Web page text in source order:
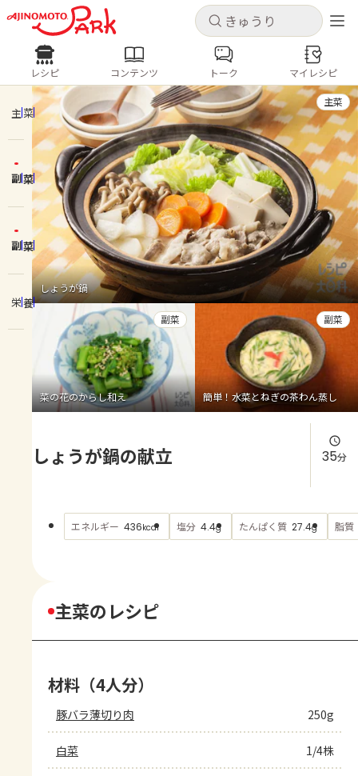
キャンセル
ログインするとレシピを保存できます
ログイン 新規登録
ホーム
コンテンツ
レシピ
トーク
よくあるお問い合わせ
お買い物
AJINOMOTO PARK とは
キャンセル
レシピ コンテンツ
人気の食材・レシピ
きゅうり なす トマト
とうもろこし
ピーマン
みょうが ゴーヤ
レシピ コンテンツ トーク マイレシピ
主菜
副菜
副菜
栄養
しょうが鍋
主菜
菜の花のからし和え
副菜
簡単！水菜とねぎの茶わん蒸し
副菜
しょうが鍋の献立 35分
エネルギー 436kcal 塩分 4.4g たんぱく質 27.4g 脂質
主菜のレシピ
材料（4人分）
豚バラ薄切り肉 250g
白菜 1/4株